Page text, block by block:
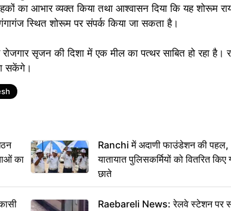
का आभार व्यक्त किया तथा आश्वासन दिया कि यह शोरूम
स्थित शोरूम पर संपर्क किया जा सकता है।
सृजन की दिशा में एक मील का पत्थर साबित हो रहा है।
सकेंगे।
का
Ranchi में अदाणी फाउंडेशन की पहल,
यातायात पुलिसकर्मियों को वितरित किए
छाते
Raebareli News: रेलवे स्टेशन पर